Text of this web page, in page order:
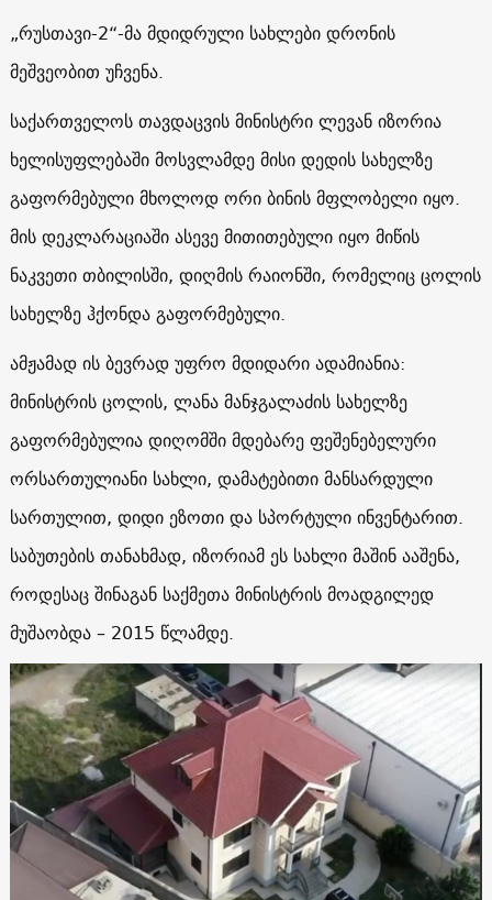
„რუსთავი-2“-მა მდიდრული სახლები დრონის
მეშვეობით უჩვენა.
საქართველოს თავდაცვის მინისტრი ლევან იზორია
ხელისუფლებაში მოსვლამდე მისი დედის სახელზე
გაფორმებული მხოლოდ ორი ბინის მფლობელი იყო.
მის დეკლარაციაში ასევე მითითებული იყო მიწის
ნაკვეთი თბილისში, დიღმის რაიონში, რომელიც ცოლის
სახელზე ჰქონდა გაფორმებული.
ამჟამად ის ბევრად უფრო მდიდარი ადამიანია:
მინისტრის ცოლის, ლანა მანჯგალაძის სახელზე
გაფორმებულია დიღომში მდებარე ფეშენებელური
ორსართულიანი სახლი, დამატებითი მანსარდული
სართულით, დიდი ეზოთი და სპორტული ინვენტარით.
საბუთების თანახმად, იზორიამ ეს სახლი მაშინ ააშენა,
როდესაც შინაგან საქმეთა მინისტრის მოადგილედ
მუშაობდა – 2015 წლამდე.